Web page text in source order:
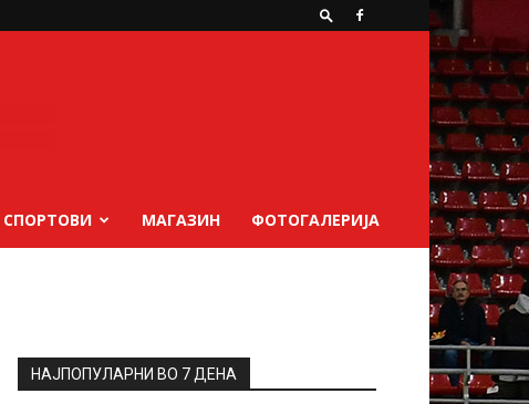
СПОРТОВИ МАГАЗИН ФОТОГАЛЕРИЈА
НАЈПОПУЛАРНИ ВО 7 ДЕНА